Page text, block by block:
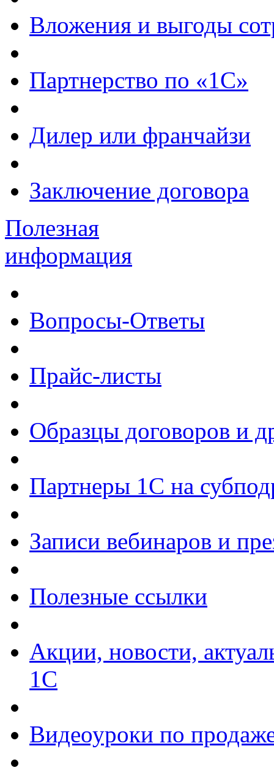
Вложения и выгоды
Партнерство по «1С»
Дилер или франчайзи
Заключение договора
Полезная
информация
Вопросы-Ответы
Прайс-листы
Образцы договоров и
Партнеры 1С на
Записи вебинаров и
Полезные ссылки
Акции, новости,
1С
Видеоуроки по